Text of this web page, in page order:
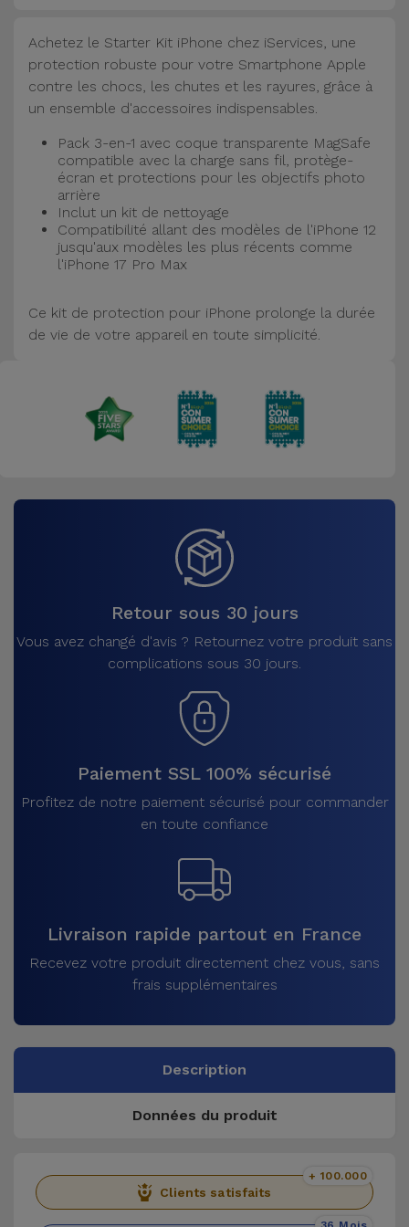
Mobilité,
Auto et
Vélo
Accessoires
d'ordinateur
Accessoires
iPad et
Kids
Achetez le Starter Kit iPhone chez iServices, une
protection robuste pour votre Smartphone Apple
contre les chocs, les chutes et les rayures, grâce à
un ensemble d'accessoires indispensables.
Pack 3-en-1 avec coque transparente MagSafe
compatible avec la charge sans fil, protège-
écran et protections pour les objectifs photo
arrière
Inclut un kit de nettoyage
Compatibilité allant des modèles de l'iPhone 12
jusqu'aux modèles les plus récents comme
l'iPhone 17 Pro Max
Ce kit de protection pour iPhone prolonge la durée
de vie de votre appareil en toute simplicité.
Retour sous 30 jours
Vous avez changé d'avis ? Retournez votre produit sans
complications sous 30 jours.
Paiement SSL 100% sécurisé
Profitez de notre paiement sécurisé pour commander
en toute confiance
Livraison rapide partout en France
Recevez votre produit directement chez vous, sans
frais supplémentaires
Description
Données du produit
Clients satisfaits
+ 100.000